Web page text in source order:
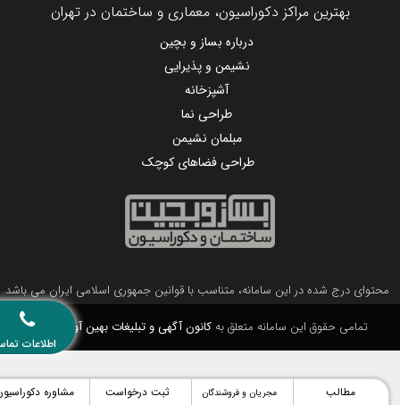
اطلاعات تماس
مطالب مجریان و فروشندگان ثبت درخواست مشاوره دکوراسیون
بهترین مراکز دکوراسیون، معماری و ساختمان در تهران
درباره بساز و بچین
نشیمن و پذیرایی
آشپزخانه
طراحی نما
مبلمان نشیمن
طراحی فضاهای کوچک
محتوای درج شده در این سامانه، متناسب با قوانین جمهوری اسلامی ایران می باشد.
تمامی حقوق این سامانه متعلق بهکانون آگهی و تبلیغات بهین آوامی باشد.